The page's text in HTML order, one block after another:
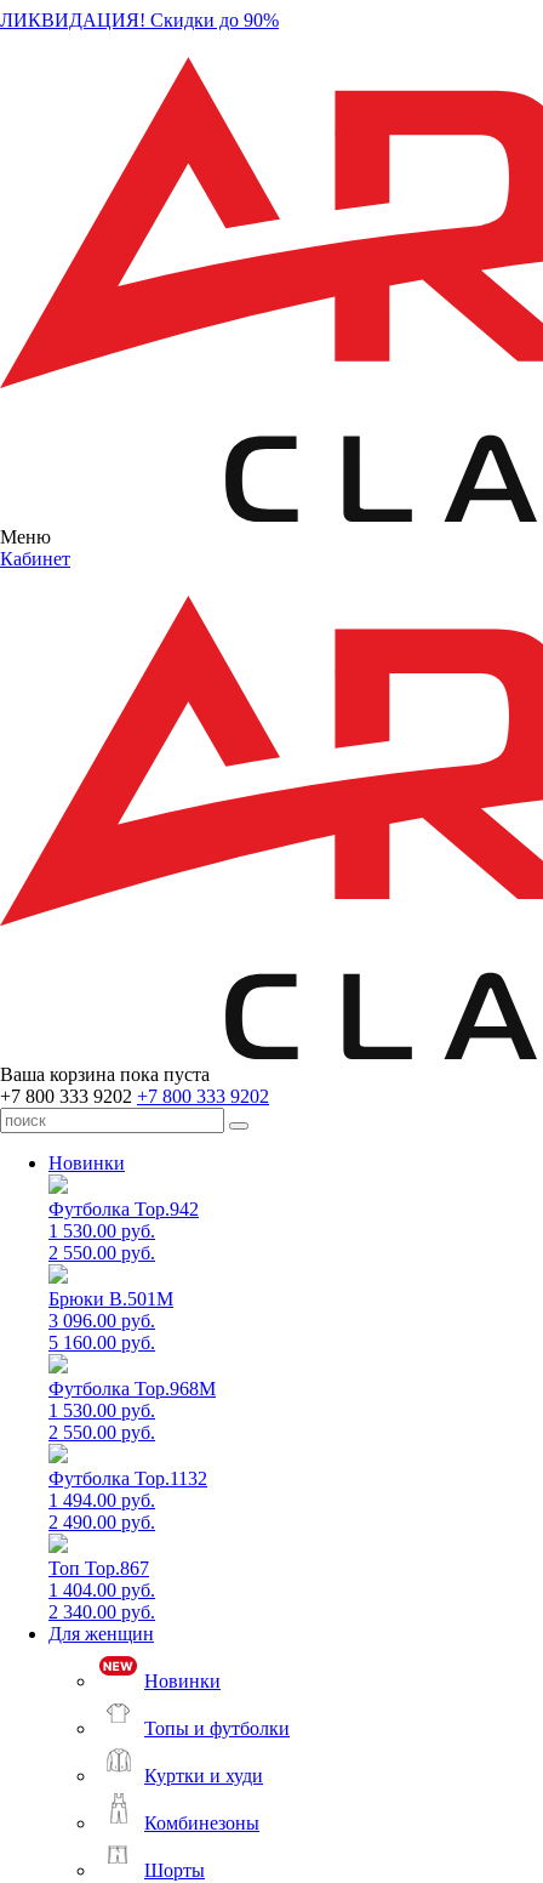
ЛИКВИДАЦИЯ! Скидки до 90%
Меню
Кабинет
Ваша корзина пока пуста
+7 800 333 9202 +7 800 333 9202
Новинки
Футболка Top.942
1 530.00 руб.
2 550.00 руб.
Брюки B.501M
3 096.00 руб.
5 160.00 руб.
Футболка Top.968M
1 530.00 руб.
2 550.00 руб.
Футболка Top.1132
1 494.00 руб.
2 490.00 руб.
Топ Top.867
1 404.00 руб.
2 340.00 руб.
Для женщин
Новинки
Топы и футболки
Куртки и худи
Комбинезоны
Шорты